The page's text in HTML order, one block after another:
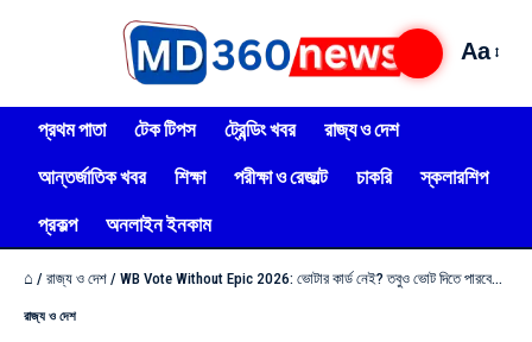
Aa
প্রথম পাতা টেক টিপস ট্রেন্ডিং খবর
রাজ্য ও দেশ
আন্তর্জাতিক খবর
শিক্ষা পরীক্ষা ও রেজাল্ট চাকরি
স্কলারশিপ
প্রকল্প
অনলাইন ইনকাম
⌂ / রাজ্য ও দেশ / WB Vote Without Epic 2026: ভোটার কার্ড নেই? তবুও ভোট দিতে পারবেন! আধারসহ ১২টি ID-তে মিলবে ভোট দেওয়ার সুযোগ – জানালো কমিশন
রাজ্য ও দেশ